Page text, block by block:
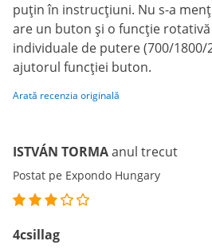
puțin în instrucțiuni. Nu s-a
are un buton și o funcție
individuale de putere (700/1800/
ajutorul funcției buton.
Arată recenzia originală
ISTVÁN TORMAanul trecut
Postat pe Expondo Hungary
4csillag